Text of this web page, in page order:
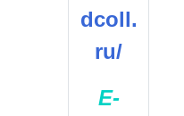
dcoll.
ru/
Е-